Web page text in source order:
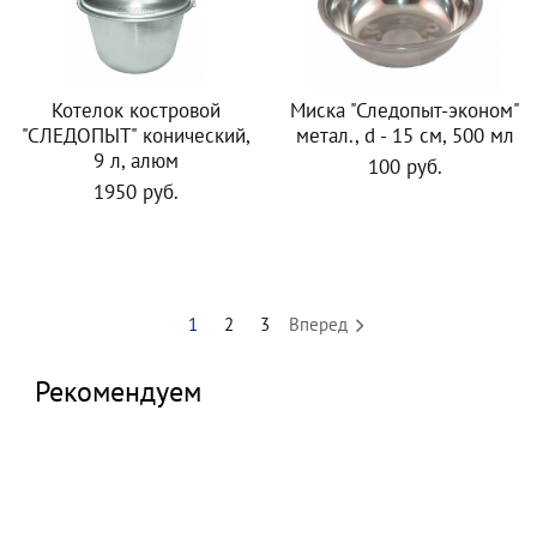
Котелок костровой
"СЛЕДОПЫТ" конический,
9 л, алюм
1950 руб.
Миска "Следопыт-эконом"
метал., d - 15 см, 500 мл
100 руб.
1 2 3 Вперед
Рекомендуем